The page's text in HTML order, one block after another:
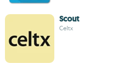
Scout
Celtx